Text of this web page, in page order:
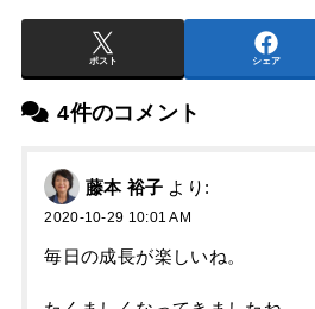
ポスト シェア
4件のコメント
藤本 裕子 より:
2020-10-29 10:01 AM
毎日の成長が楽しいね。